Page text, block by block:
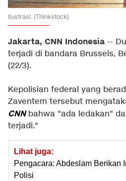
Ilustrasi. (Thinkstock)
Jakarta, CNN Indonesia --
terjadi di bandara Brussels,
(22/3).
Kepolisian federal yang
Zaventem tersebut
CNNbahwa "ada ledakan"
terjadi."
Lihat juga:
Pengacara: Abdeslam Berikan
Polisi